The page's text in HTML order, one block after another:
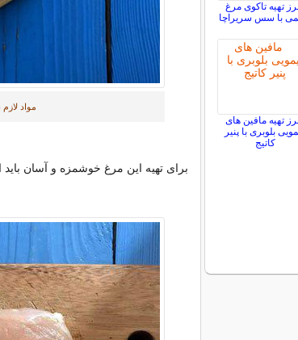
مواد
برای تهیه این مرغ خوشمزه و آسان
تهیه تاکوی مرغ
با سس سریراچا
تهیه مافین های
بلوبری با پنیر
کاتیج